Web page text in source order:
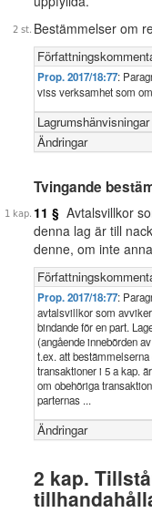
Bestämmelser om
Prop. 2017/18:77:
viss verksamhet som
Ändringar
Tvingande
11 § Avtalsvillkor
denna lag är till
denne, om inte
Prop. 2017/18:77:
avtalsvillkor som
bindande för en part.
(angående innebörden
t.ex. att
transaktioner i 5 a kap.
om obehöriga
parternas ...
Ändringar
2 kap.